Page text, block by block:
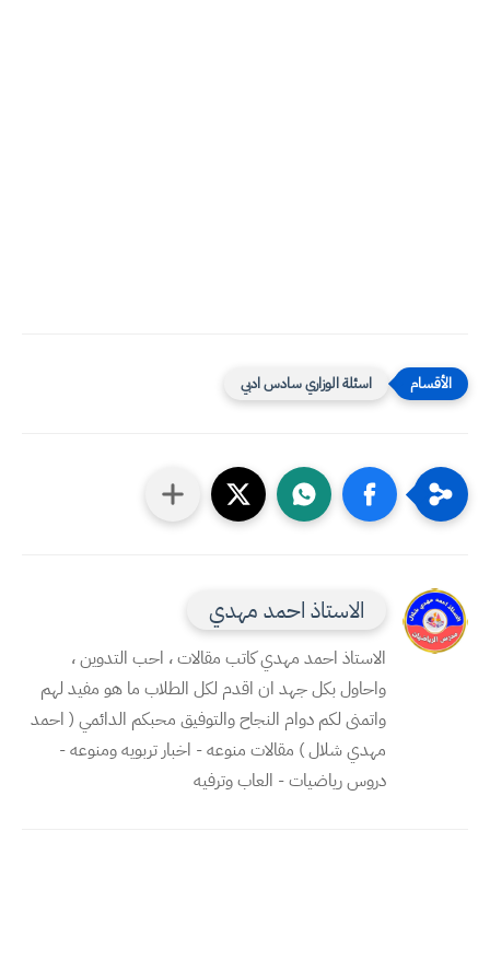
اسئلة الوزاري سادس ادبي
الاستاذ احمد مهدي
الاستاذ احمد مهدي كاتب مقالات ، احب التدوين ،
واحاول بكل جهد ان اقدم لكل الطلاب ما هو مفيد لهم
واتمنى لكم دوام النجاح والتوفيق محبكم الدائمي ( احمد
مهدي شلال ) مقالات منوعه - اخبار تربويه ومنوعه -
دروس رياضيات - العاب وترفيه